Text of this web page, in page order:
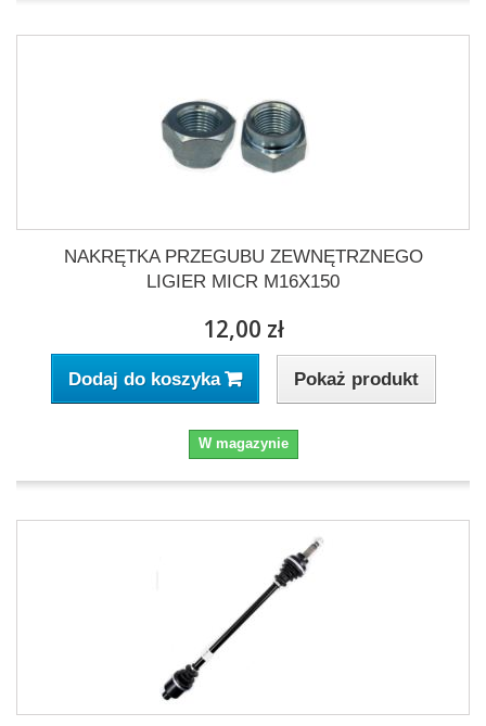
NAKRĘTKA PRZEGUBU ZEWNĘTRZNEGO
LIGIER MICR M16X150
12,00 zł
Dodaj do koszyka Pokaż produkt
W magazynie